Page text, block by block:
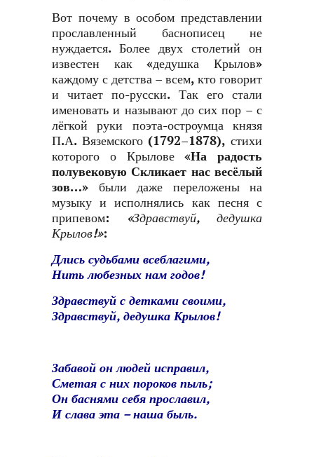
Вот почему в особом представлении
прославленный баснописец не
нуждается. Более двух столетий он
известен как «дедушка Крылов»
каждому с детства – всем, кто говорит
и читает по-русски. Так его стали
именовать и называют до сих пор – с
лёгкой руки поэта-остроумца князя
П.А. Вяземского (1792–1878), стихи
которого о Крылове«На радость
полувековую Скликает нас весёлый
зов…» были даже переложены на
музыку и исполнялись как песня с
припевом: «Здравствуй, дедушка
Крылов!»:
Длись судьбами всеблагими,
Нить любезных нам годов!
Здравствуй с детками своими,
Здравствуй, дедушка Крылов!
Забавой он людей исправил,
Сметая с них пороков пыль;
Он баснями себя прославил,
И слава эта –наша быль.